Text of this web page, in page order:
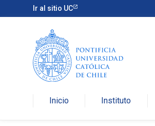
Ir al sitio UC
Inicio Instituto